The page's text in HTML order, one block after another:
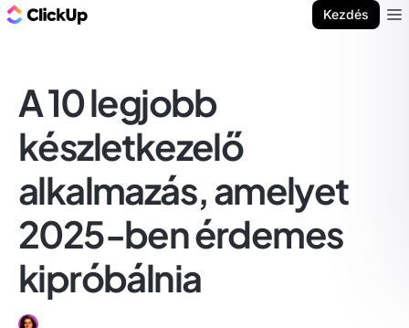
Kezdés
A 10 legjobb
készletkezelő
alkalmazás, amelyet
2025-ben érdemes
kipróbálnia